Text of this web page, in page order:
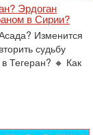
Эрдоган
в Сирии?
Изменится
судьбу
Тегеран? 🔸 Как